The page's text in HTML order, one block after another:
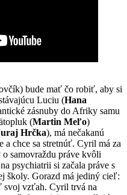
bude mať čo robiť, aby si
Luciu (Hana
zásnuby do Afriky samu
(Martin Meľo)
Hrčka), má nečakanú
a chce sa stretnúť. Cyril má za
samovraždu práve kvôli
psychiatrii si začala práve s
školy. Gorazd má jediný cieľ:
vzťah. Cyril trvá na